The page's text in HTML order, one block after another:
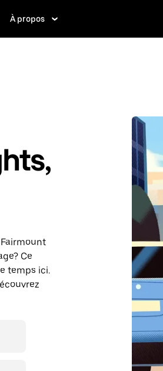
À propos
Ce
temps ici.